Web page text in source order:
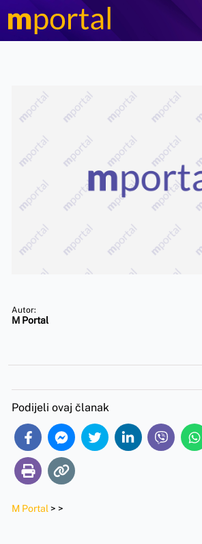
Autor:
M Portal
Podijeli ovaj članak
M Portal > >